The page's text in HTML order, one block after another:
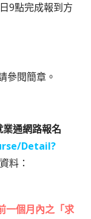
9點完成報到方
參閱簡章。
業通網路報名
Detail?
料：
一個月內之「求